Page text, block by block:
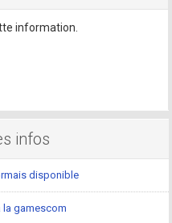
information.
infos
disponible
la gamescom